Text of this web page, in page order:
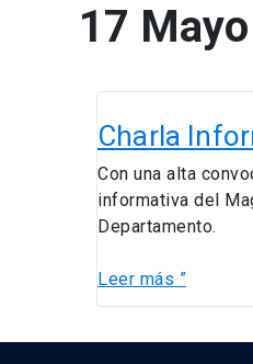
17
Charla
Con una alta
informativa del
Departamento.
Informativa
de
Magíster
Leer más ”